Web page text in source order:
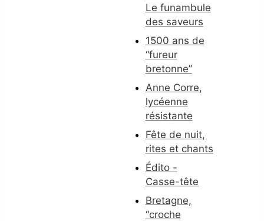
Le funambule
des saveurs
1500 ans de
“fureur
bretonne”
Anne Corre,
lycéenne
résistante
Fête de nuit,
rites et chants
Édito -
Casse-tête
Bretagne,
“croche